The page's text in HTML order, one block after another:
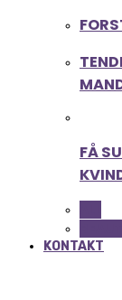
FÅ
KONTAKT